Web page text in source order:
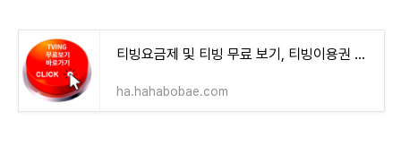
티빙요금제 및 티빙 무료 보기, 티빙이용권 할인 완벽정리
ha.hahabobae.com